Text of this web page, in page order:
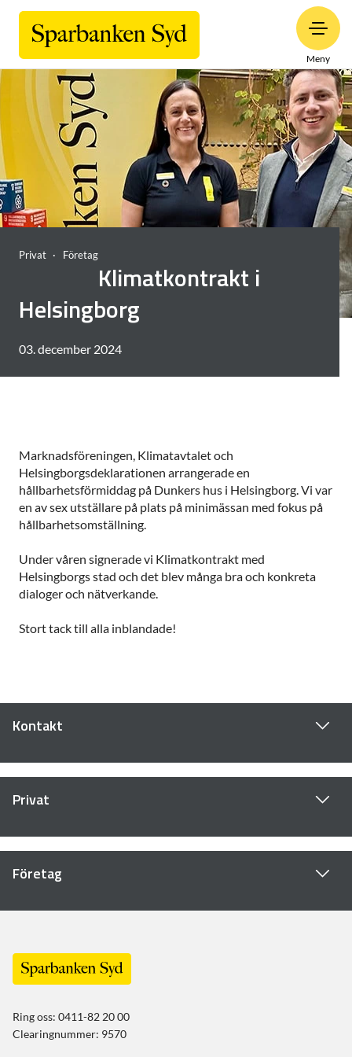
Meny
Privat Företag
Klimatkontrakt i
Helsingborg
03. december 2024
Marknadsföreningen, Klimatavtalet och
Helsingborgsdeklarationen arrangerade en
hållbarhetsförmiddag på Dunkers hus i Helsingborg. Vi var
en av sex utställare på plats på minimässan med fokus på
hållbarhetsomställning.
Under våren signerade vi Klimatkontrakt med
Helsingborgs stad och det blev många bra och konkreta
dialoger och nätverkande.
Stort tack till alla inblandade!
Kontakt
Privat
Företag
Ring oss: 0411-82 20 00
Clearingnummer: 9570